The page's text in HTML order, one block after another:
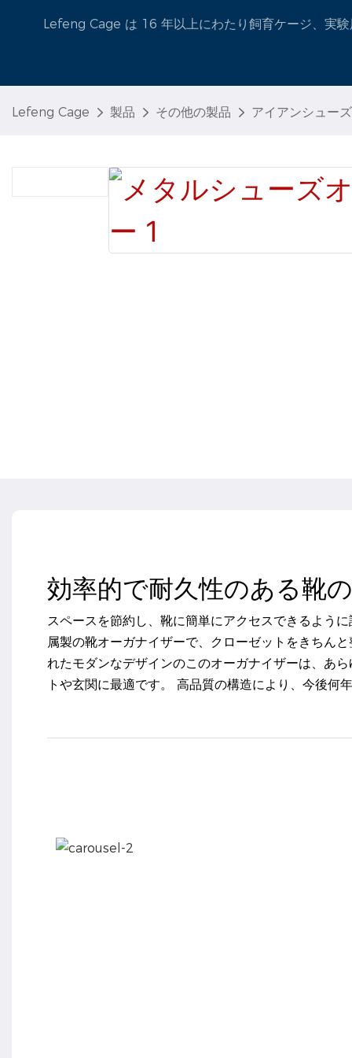
Lefeng Cage は 16 年以上にわたり飼育ケージ、実
Lefeng Cage 製品 その他の製品 アイアンシュー
効率的で耐久性のある靴
スペースを節約し、靴に簡単にアクセスできるよう
属製の靴オーガナイザーで、クローゼットをきちん
れたモダンなデザインのこのオーガナイザーは、あ
トや玄関に最適です。 高品質の構造により、今後何